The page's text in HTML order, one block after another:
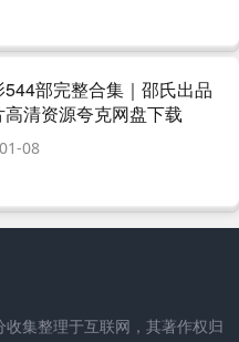
部完整合集｜邵氏出品
清资源夸克网盘下载
08
集整理于互联网，其著作权归